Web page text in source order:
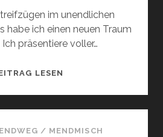
im unendlichen
habe ich einen neuen Traum
präsentiere voller…
LESEN
/ MENDMISCH